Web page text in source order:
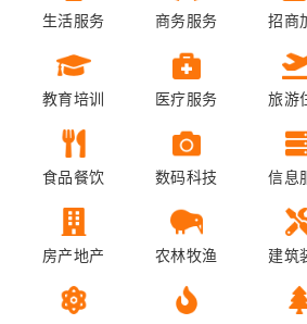
生活服务 商务服务 招商
教育培训 医疗服务 旅游
食品餐饮 数码科技 信息
房产地产 农林牧渔 建筑